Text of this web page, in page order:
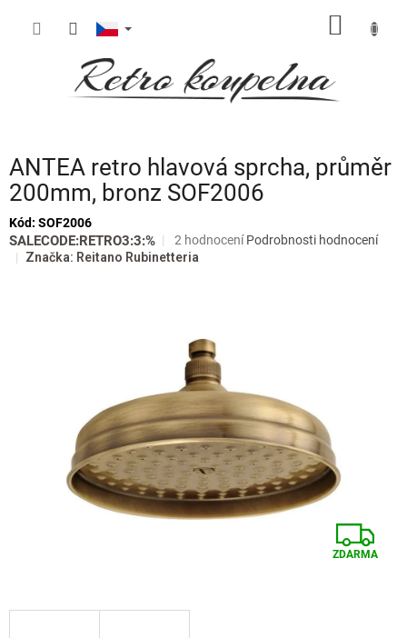
ANTEA retro hlavová sprcha, průměr
200mm, bronz SOF2006
Kód: SOF2006
SALECODE:RETRO3:3:%
Průměrné
hodnocení
hvězdiček.
2 hodnocení Podrobnosti hodnocení
Značka: Reitano Rubinetteria
Z
ZDARMA